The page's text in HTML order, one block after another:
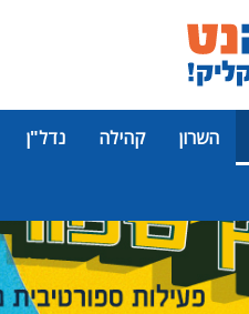
השרון קהילה נדל"ן